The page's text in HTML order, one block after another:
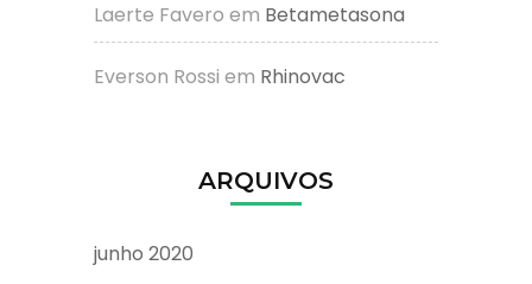
Laerte Favero em Betametasona
Everson Rossi em Rhinovac
ARQUIVOS
junho 2020